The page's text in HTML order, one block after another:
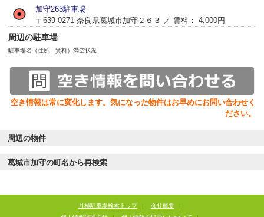
加守263駐車場
〒639-0271 奈良県葛城市加守２６３ ／ 賃料： 4,000円
周辺の駐車場
駐車場名（住所、賃料） 満空状況
空き情報は常に変化します。気になった物件はお早めにお問い合わせく
ださい。
周辺の物件
葛城市加守の町名から再検索
月極駐車場検索トップ | 会社概要
|